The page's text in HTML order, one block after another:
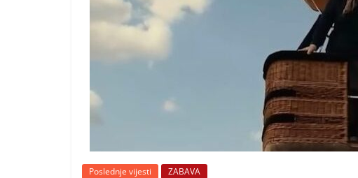
Poslednje vijesti ZABAVA